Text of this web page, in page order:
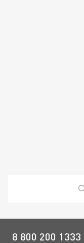
8 800 200 1333